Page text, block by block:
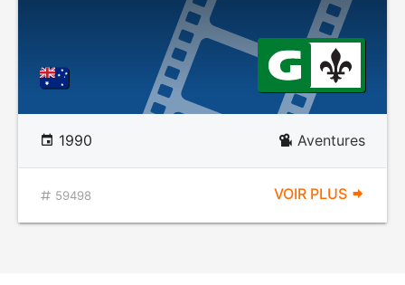
1990 Aventures
59498 VOIR PLUS